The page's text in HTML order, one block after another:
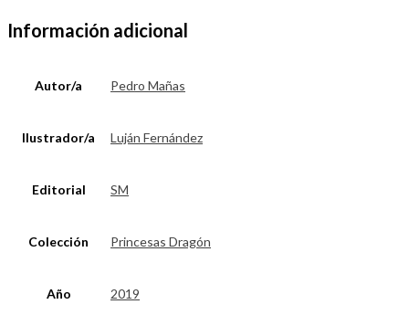
Información adicional
Autor/a Pedro Mañas
Ilustrador/a Luján Fernández
Editorial SM
Colección Princesas Dragón
Año 2019